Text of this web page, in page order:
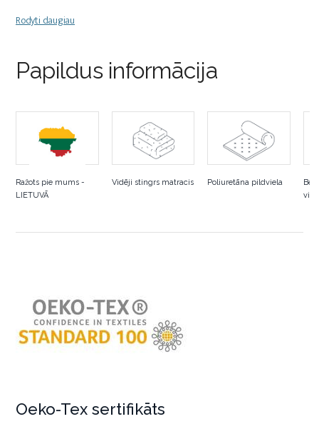
Rodyti daugiau
Papildus informācija
Ražots pie mums -
LIETUVĀ
Vidēji stingrs matracis Poliuretāna pildviela
Oeko-Tex sertifikāts